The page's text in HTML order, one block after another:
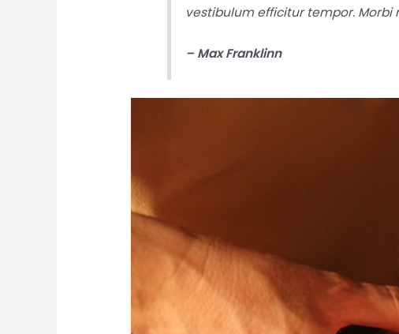
vestibulum efficitur tempor. Morbi
– Max Franklinn